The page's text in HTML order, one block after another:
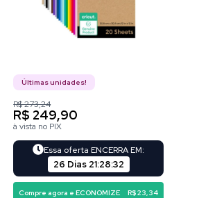
Últimas unidades!
R$ 273,24
R$ 249,90
à vista no PIX
Essa oferta ENCERRA EM:
26 Dias 21:28:31
Compre agora e ECONOMIZE R$ 23,34